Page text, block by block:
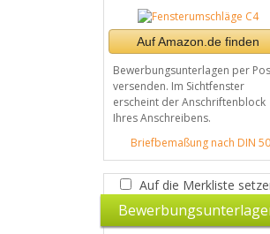
Auf Amazon.de finden
Bewerbungsunterlagen per
versenden. Im Sichtfenster
erscheint der Anschriftenblock
Ihres Anschreibens.
Briefbemaßung nach DIN
Auf die Merkliste